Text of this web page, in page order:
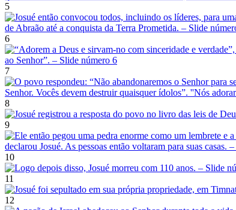
5
6
7
8
9
10
11
12